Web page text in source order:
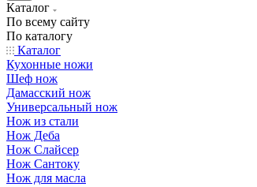
Каталог
По всему сайту
По каталогу
Каталог
Кухонные ножи
Шеф нож
Дамасский нож
Универсальный нож
Нож из стали
Нож Деба
Нож Слайсер
Нож Сантоку
Нож для масла